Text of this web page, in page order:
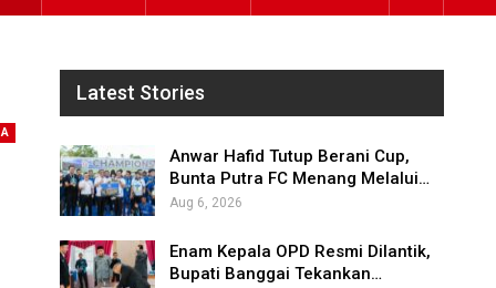
Latest Stories
Anwar Hafid Tutup Berani Cup,
Bunta Putra FC Menang Melalui…
Aug 6, 2026
Enam Kepala OPD Resmi Dilantik,
Bupati Banggai Tekankan…